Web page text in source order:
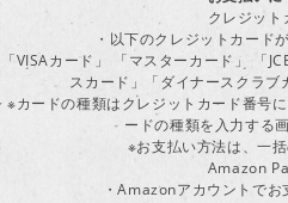
クレジット
・以下のクレジットカード
「VISAカード」 「マスターカード」 「
スカード」「ダイナースクラ
※カードの種類はクレジットカード番号
ードの種類を入力する
※お支払い方法は、一括
Amazon
・Amazonアカウントでお